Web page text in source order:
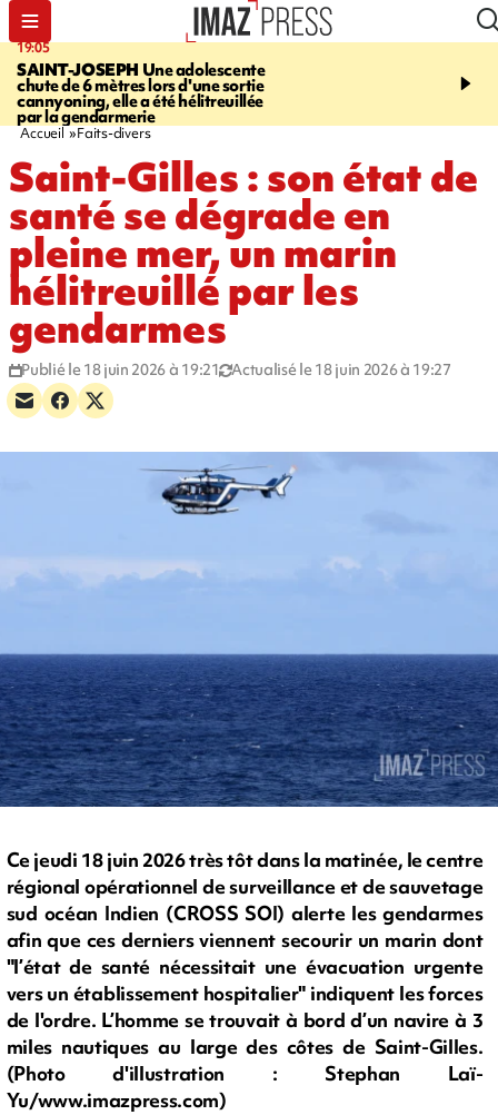
19:05
SAINT-JOSEPH Une adolescente
chute de 6 mètres lors d'une sortie
cannyoning, elle a été hélitreuillée
par la gendarmerie
20:44
rouée de coups,
Accueil Faits-divers
Saint-Gilles : son état de
santé se dégrade en
pleine mer, un marin
hélitreuillé par les
gendarmes
Publié le 18 juin 2026 à 19:21 Actualisé le 18 juin 2026 à 19:27
Ce jeudi 18 juin 2026 très tôt dans la matinée, le centre
régional opérationnel de surveillance et de sauvetage
sud océan Indien (CROSS SOI) alerte les gendarmes
afin que ces derniers viennent secourir un marin dont
"l’état de santé nécessitait une évacuation urgente
vers un établissement hospitalier" indiquent les forces
de l'ordre. L’homme se trouvait à bord d’un navire à 3
miles nautiques au large des côtes de Saint-Gilles.
(Photo d'illustration : Stephan Laï-
Yu/www.imazpress.com)